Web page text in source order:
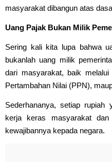
masyarakat dibangun atas
Uang Pajak Bukan Milik
Sering kali kita lupa bahwa
bukanlah uang milik
dari masyarakat, baik
Pertambahan Nilai (PPN),
Sederhananya, setiap rupiah
kerja keras masyarakat
kewajibannya kepada negara.